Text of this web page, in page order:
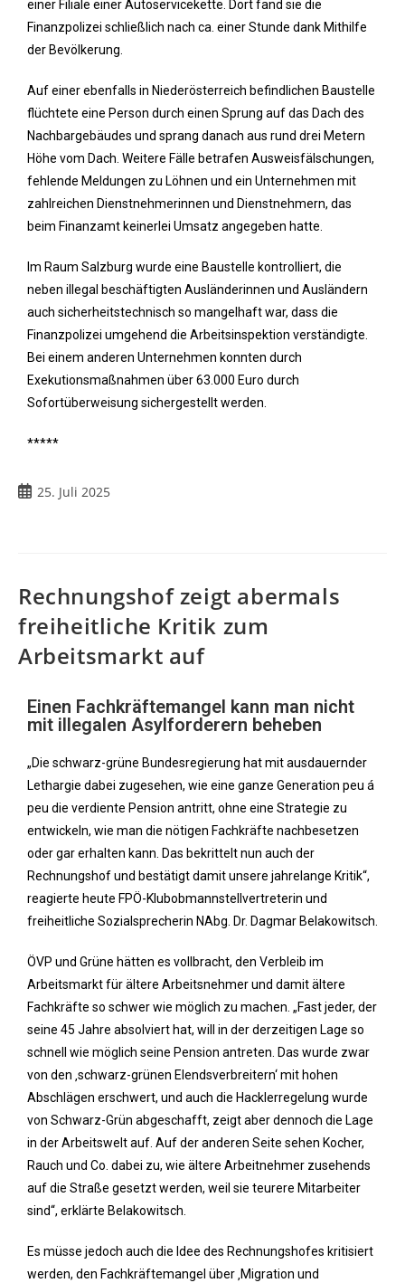
einer Filiale einer Autoservicekette. Dort fand sie die
Finanzpolizei schließlich nach ca. einer Stunde dank Mithilfe
der Bevölkerung.
Auf einer ebenfalls in Niederösterreich befindlichen Baustelle
flüchtete eine Person durch einen Sprung auf das Dach des
Nachbargebäudes und sprang danach aus rund drei Metern
Höhe vom Dach. Weitere Fälle betrafen Ausweisfälschungen,
fehlende Meldungen zu Löhnen und ein Unternehmen mit
zahlreichen Dienstnehmerinnen und Dienstnehmern, das
beim Finanzamt keinerlei Umsatz angegeben hatte.
Im Raum Salzburg wurde eine Baustelle kontrolliert, die
neben illegal beschäftigten Ausländerinnen und Ausländern
auch sicherheitstechnisch so mangelhaft war, dass die
Finanzpolizei umgehend die Arbeitsinspektion verständigte.
Bei einem anderen Unternehmen konnten durch
Exekutionsmaßnahmen über 63.000 Euro durch
Sofortüberweisung sichergestellt werden.
*****
25. Juli 2025
Rechnungshof zeigt abermals
freiheitliche Kritik zum
Arbeitsmarkt auf
Einen Fachkräftemangel kann man nicht
mit illegalen Asylforderern beheben
„Die schwarz-grüne Bundesregierung hat mit ausdauernder
Lethargie dabei zugesehen, wie eine ganze Generation peu á
peu die verdiente Pension antritt, ohne eine Strategie zu
entwickeln, wie man die nötigen Fachkräfte nachbesetzen
oder gar erhalten kann. Das bekrittelt nun auch der
Rechnungshof und bestätigt damit unsere jahrelange Kritik“,
reagierte heute FPÖ-Klubobmannstellvertreterin und
freiheitliche Sozialsprecherin NAbg. Dr. Dagmar Belakowitsch.
ÖVP und Grüne hätten es vollbracht, den Verbleib im
Arbeitsmarkt für ältere Arbeitsnehmer und damit ältere
Fachkräfte so schwer wie möglich zu machen. „Fast jeder, der
seine 45 Jahre absolviert hat, will in der derzeitigen Lage so
schnell wie möglich seine Pension antreten. Das wurde zwar
von den ‚schwarz-grünen Elendsverbreitern‘ mit hohen
Abschlägen erschwert, und auch die Hacklerregelung wurde
von Schwarz-Grün abgeschafft, zeigt aber dennoch die Lage
in der Arbeitswelt auf. Auf der anderen Seite sehen Kocher,
Rauch und Co. dabei zu, wie ältere Arbeitnehmer zusehends
auf die Straße gesetzt werden, weil sie teurere Mitarbeiter
sind“, erklärte Belakowitsch.
Es müsse jedoch auch die Idee des Rechnungshofes kritisiert
werden, den Fachkräftemangel über ‚Migration und